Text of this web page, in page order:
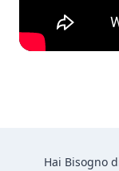
Hai Bisogno